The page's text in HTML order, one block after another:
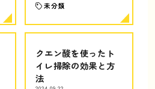
未分類
クエン酸を使ったト
イレ掃除の効果と方
法